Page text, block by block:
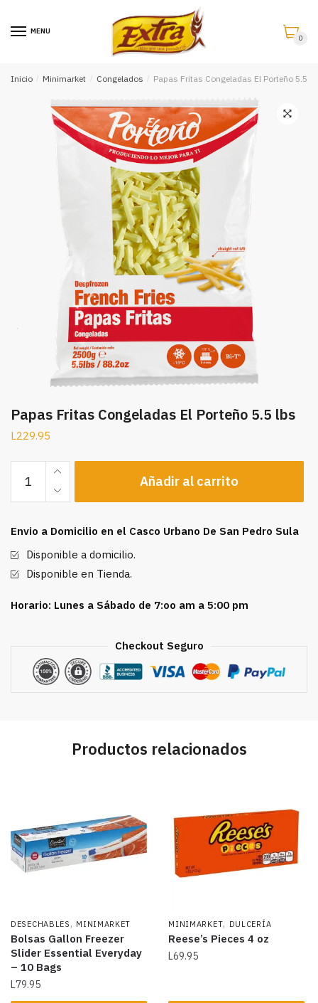
MENU
0
Inicio / Minimarket / Congelados / Papas Fritas Congeladas El Porteño 5.5
Papas Fritas Congeladas El Porteño 5.5 lbs
L229.95
Fritas
Congeladas
Porteño
5.5
lbs
Añadir al carrito
Envio a Domicilio en el Casco Urbano De San Pedro Sula
Disponible a domicilio.
Disponible en Tienda.
Horario: Lunes a Sábado de 7:oo am a 5:00 pm
Checkout Seguro
Productos relacionados
DESECHABLES , MINIMARKET
Bolsas Gallon Freezer
Slider Essential Everyday
– 10 Bags
L79.95
MINIMARKET, DULCERÍA
Reese’s Pieces 4 oz
L69.95